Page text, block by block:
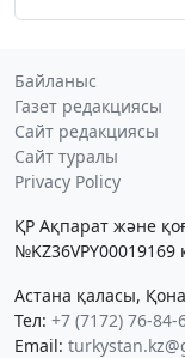
Байланыс
Газет редакциясы
Сайт редакциясы
Сайт туралы
Privacy Policy
ҚР Ақпарат және
№KZ36VPY00019169
Астана қаласы,
Тел: +7 (7172) 76-84-
Email: